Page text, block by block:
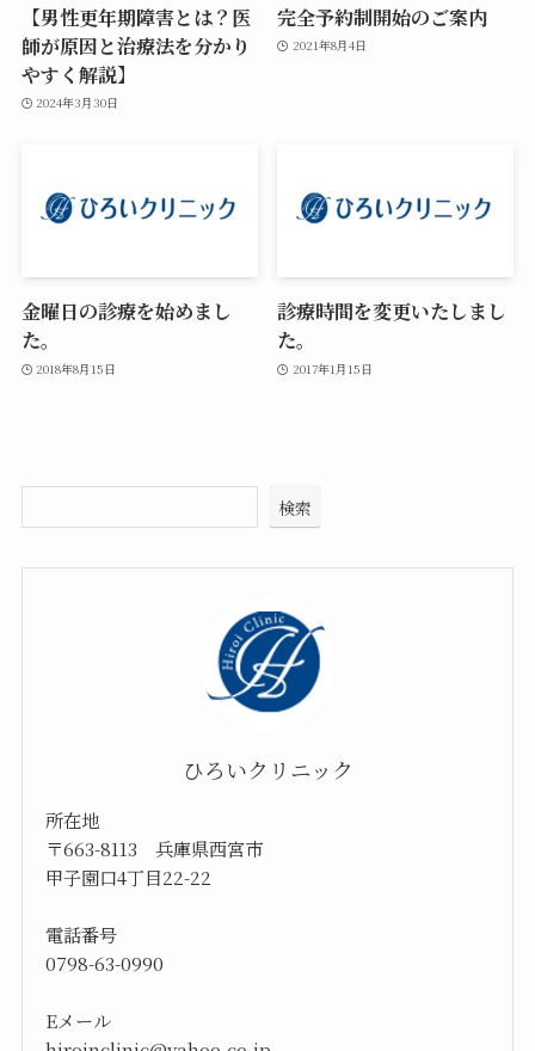
【男性更年期障害とは？医
師が原因と治療法を分かり
やすく解説】
2024年3月30日
完全予約制開始のご案内
2021年8月4日
金曜日の診療を始めまし
た。
2018年8月15日
診療時間を変更いたしまし
た。
2017年1月15日
検索
ひろいクリニック
所在地
〒663-8113 兵庫県西宮市
甲子園口4丁目22-22
電話番号
0798-63-0990
Eメール